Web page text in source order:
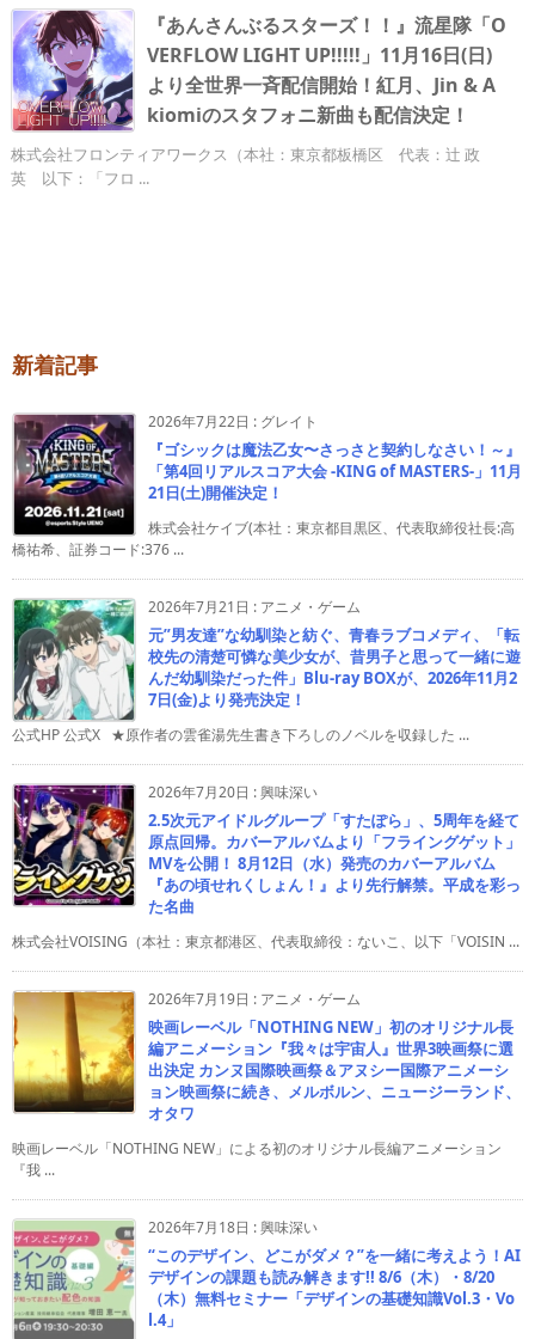
『あんさんぶるスターズ！！』流星隊「O
VERFLOW LIGHT UP!!!!!」11月16日(日)
より全世界一斉配信開始！紅月、Jin & A
kiomiのスタフォニ新曲も配信決定！
株式会社フロンティアワークス（本社：東京都板橋区 代表：辻󠄀 政
英 以下：「フロ ...
新着記事
2026年7月22日 : グレイト
『ゴシックは魔法乙女〜さっさと契約しなさい！～』
「第4回リアルスコア大会 -KING of MASTERS-」11月
21日(土)開催決定！
株式会社ケイブ(本社：東京都目黒区、代表取締役社長:高
橋祐希、証券コード:376 ...
2026年7月21日 : アニメ・ゲーム
元”男友達”な幼馴染と紡ぐ、青春ラブコメディ、「転
校先の清楚可憐な美少女が、昔男子と思って一緒に遊
んだ幼馴染だった件」Blu-ray BOXが、2026年11月2
7日(金)より発売決定！
公式HP 公式X ★原作者の雲雀湯先生書き下ろしのノベルを収録した ...
2026年7月20日 :興味深い
2.5次元アイドルグループ「すたぽら」、5周年を経て
原点回帰。カバーアルバムより「フライングゲット」
MVを公開！ 8月12日（水）発売のカバーアルバム
『あの頃せれくしょん！』より先行解禁。平成を彩っ
た名曲
株式会社VOISING（本社：東京都港区、代表取締役：ないこ、以下「VOISIN ...
2026年7月19日 : アニメ・ゲーム
映画レーベル「NOTHING NEW」初のオリジナル長
編アニメーション『我々は宇宙人』世界3映画祭に選
出決定 カンヌ国際映画祭＆アヌシー国際アニメーシ
ョン映画祭に続き、メルボルン、ニュージーランド、
オタワ
映画レーベル「NOTHING NEW」による初のオリジナル長編アニメーション
『我 ...
2026年7月18日 :興味深い
“このデザイン、どこがダメ？”を一緒に考えよう！AI
デザインの課題も読み解きます!! 8/6（木）・8/20
（木）無料セミナー「デザインの基礎知識Vol.3・Vo
l.4」